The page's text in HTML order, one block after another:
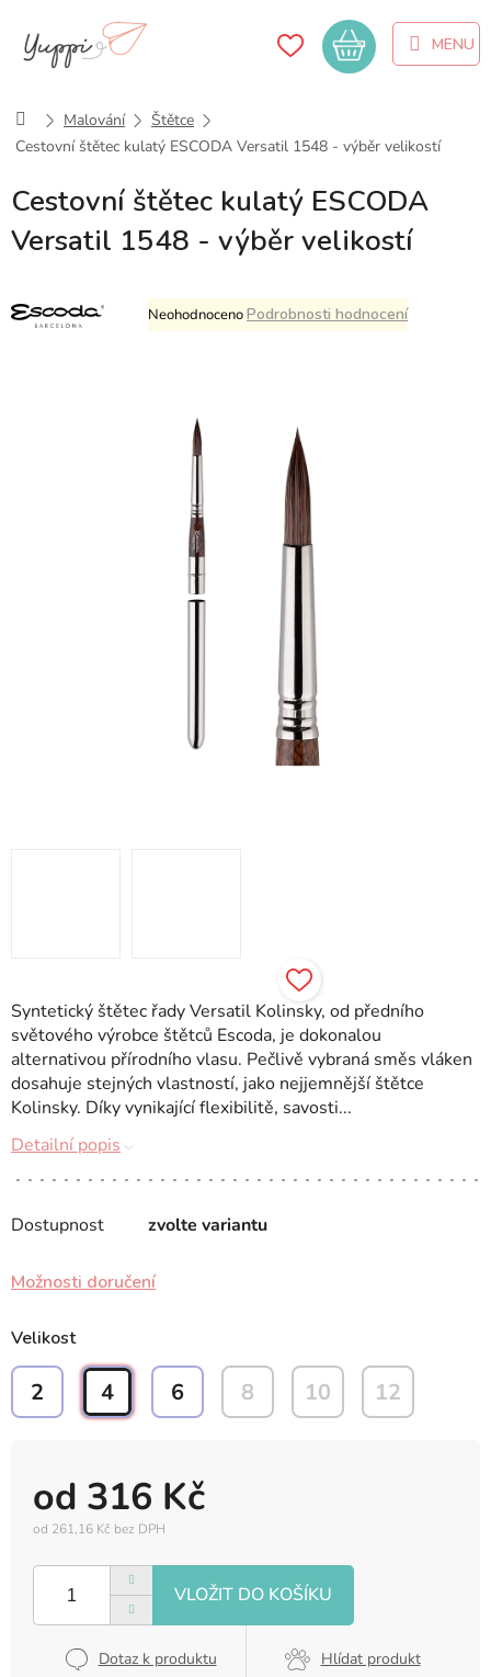
obsah
Nákupní
košík
DomůMalování
Štětce
Cestovní štětec kulatý ESCODA Versatil 1548 - výběr velikostí
Cestovní štětec kulatý ESCODA
Versatil 1548 - výběr velikostí
Průměrné
hodnocení
hvězdiček.
NeohodnocenoPodrobnosti hodnocení
Dostupnost zvolte variantu
od 316 Kč
od 261,16 Kč bez DPH
cena:
Dotaz k produktu Hlídat produkt
Možnosti doručení
Velikost
2 4 6 8 10 12
Syntetický štětec řady Versatil Kolinsky, od předního
světového výrobce štětců Escoda, je dokonalou
alternativou přírodního vlasu. Pečlivě vybraná směs vláken
dosahuje stejných vlastností, jako nejjemnější štětce
Kolinsky. Díky vynikající flexibilitě, savosti...
Detailní popis